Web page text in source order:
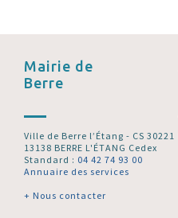
Mairie de
Berre
Ville de Berre l’Étang - CS 30221
13138 BERRE L'ÉTANG Cedex
Standard : 04 42 74 93 00
Annuaire des services
+ Nous contacter